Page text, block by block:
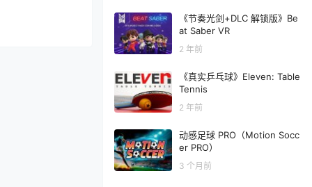
《节奏光剑+DLC 解锁版》Be
at Saber VR
2 年前
《真实乒乓球》Eleven: Table
Tennis
2 年前
动感足球 PRO（Motion Socc
er PRO）
3 个月前